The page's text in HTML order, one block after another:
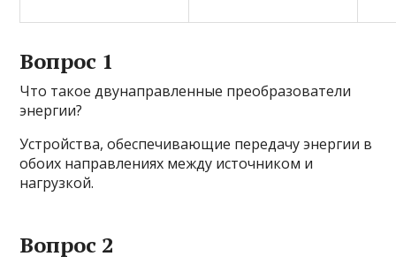
Вопрос 1
Что такое двунаправленные преобразователи
энергии?
Устройства, обеспечивающие передачу энергии в
обоих направлениях между источником и
нагрузкой.
Вопрос 2